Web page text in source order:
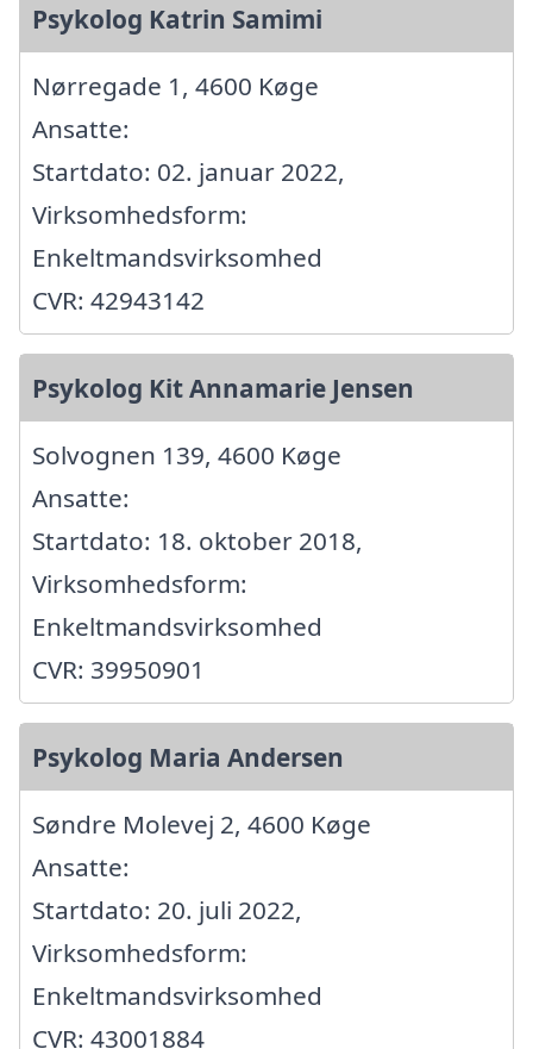
Psykolog Katrin Samimi
Nørregade 1, 4600 Køge
Ansatte:
Startdato: 02. januar 2022,
Virksomhedsform:
Enkeltmandsvirksomhed
CVR: 42943142
Psykolog Kit Annamarie Jensen
Solvognen 139, 4600 Køge
Ansatte:
Startdato: 18. oktober 2018,
Virksomhedsform:
Enkeltmandsvirksomhed
CVR: 39950901
Psykolog Maria Andersen
Søndre Molevej 2, 4600 Køge
Ansatte:
Startdato: 20. juli 2022,
Virksomhedsform:
Enkeltmandsvirksomhed
CVR: 43001884